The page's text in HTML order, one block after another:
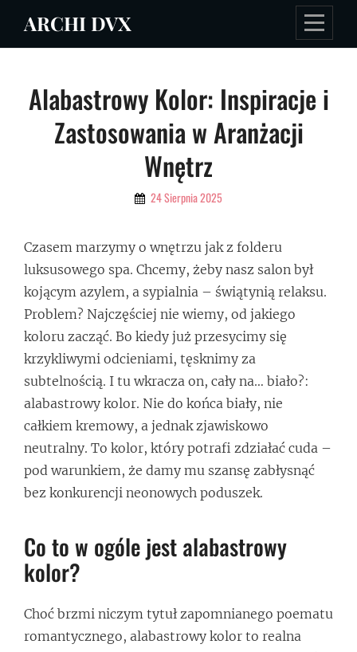
ARCHI DVX
Alabastrowy Kolor: Inspiracje i
Zastosowania w Aranżacji
Wnętrz
By 24 Sierpnia 2025
Czasem marzymy o wnętrzu jak z folderu
luksusowego spa. Chcemy, żeby nasz salon był
kojącym azylem, a sypialnia – świątynią relaksu.
Problem? Najczęściej nie wiemy, od jakiego
koloru zacząć. Bo kiedy już przesycimy się
krzykliwymi odcieniami, tęsknimy za
subtelnością. I tu wkracza on, cały na… biało?:
alabastrowy kolor. Nie do końca biały, nie
całkiem kremowy, a jednak zjawiskowo
neutralny. To kolor, który potrafi zdziałać cuda –
pod warunkiem, że damy mu szansę zabłysnąć
bez konkurencji neonowych poduszek.
Co to w ogóle jest alabastrowy
kolor?
Choć brzmi niczym tytuł zapomnianego poematu
romantycznego, alabastrowy kolor to realna
Nawigacja
wpisu